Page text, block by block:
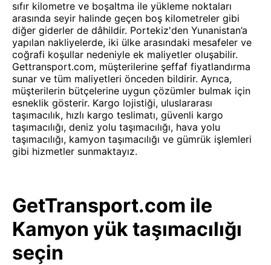
sıfır kilometre ve boşaltma ile yükleme noktaları
arasında seyir halinde geçen boş kilometreler gibi
diğer giderler de dâhildir. Portekiz'den Yunanistan’a
yapılan nakliyelerde, iki ülke arasındaki mesafeler ve
coğrafi koşullar nedeniyle ek maliyetler oluşabilir.
Gettransport.com, müşterilerine şeffaf fiyatlandırma
sunar ve tüm maliyetleri önceden bildirir. Ayrıca,
müşterilerin bütçelerine uygun çözümler bulmak için
esneklik gösterir. Kargo lojistiği, uluslararası
taşımacılık, hızlı kargo teslimatı, güvenli kargo
taşımacılığı, deniz yolu taşımacılığı, hava yolu
taşımacılığı, kamyon taşımacılığı ve gümrük işlemleri
gibi hizmetler sunmaktayız.
GetTransport.com ile
Kamyon yük taşımacılığı
seçin